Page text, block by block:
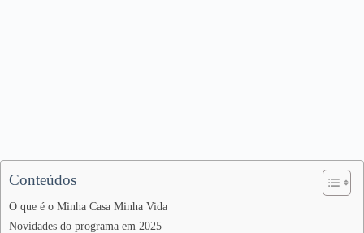
Conteúdos
O que é o Minha Casa Minha Vida
Novidades do programa em 2025